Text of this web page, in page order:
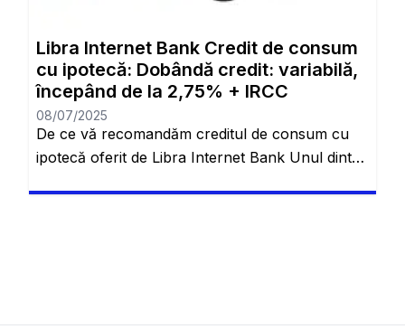
Libra Internet Bank Credit de consum
cu ipotecă: Dobândă credit: variabilă,
începând de la 2,75% + IRCC
08/07/2025
De ce vă recomandăm creditul de consum cu
ipotecă oferit de Libra Internet Bank Unul dintre